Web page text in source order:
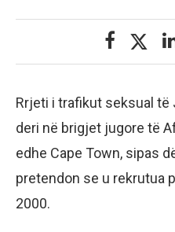
Rrjeti i trafikut seksual
deri në brigjet jugore të
edhe Cape Town, sipas
pretendon se u rekrutua
2000.